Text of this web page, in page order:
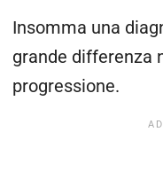
Insomma una
grande differenza
progressione.